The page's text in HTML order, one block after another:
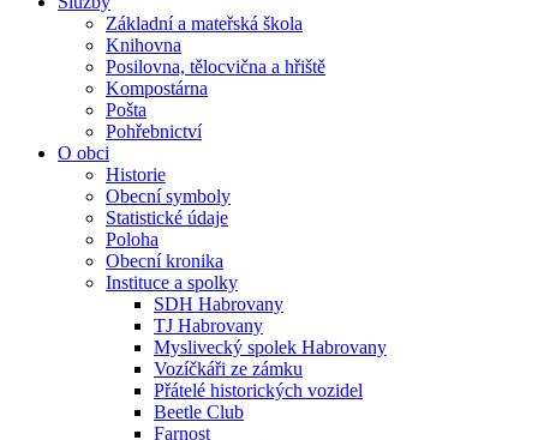
Základní a mateřská škola
Knihovna
Posilovna, tělocvična a hřiště
Kompostárna
Pošta
Pohřebnictví
O obci
Historie
Obecní symboly
Statistické údaje
Poloha
Obecní kronika
Instituce a spolky
SDH Habrovany
TJ Habrovany
Myslivecký spolek Habrovany
Vozíčkáři ze zámku
Přátelé historických vozidel
Beetle Club
Farnost